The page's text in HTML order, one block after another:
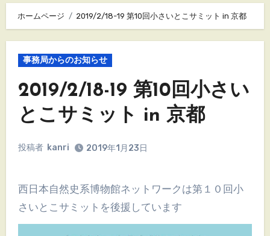
ホームページ 2019/2/18-19 第10回小さいとこサミット in 京都
事務局からのお知らせ
2019/2/18-19 第10回小さい
とこサミット in 京都
投稿者 kanri 2019年1月23日
西日本自然史系博物館ネットワークは第１０回小
さいとこサミットを後援しています